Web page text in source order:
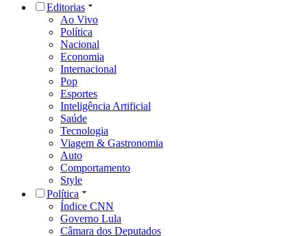
Editorias
Ao Vivo
Política
Nacional
Economia
Internacional
Pop
Esportes
Inteligência Artificial
Saúde
Tecnologia
Viagem & Gastronomia
Auto
Comportamento
Style
Política
Índice CNN
Governo Lula
Câmara dos Deputados